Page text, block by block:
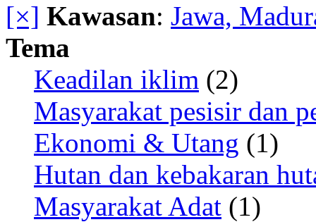
[×] Kawasan: Jawa,
Tema
Keadilan iklim (2)
Masyarakat pesisir dan
Ekonomi & Utang (1)
Hutan dan kebakaran
Masyarakat Adat (1)